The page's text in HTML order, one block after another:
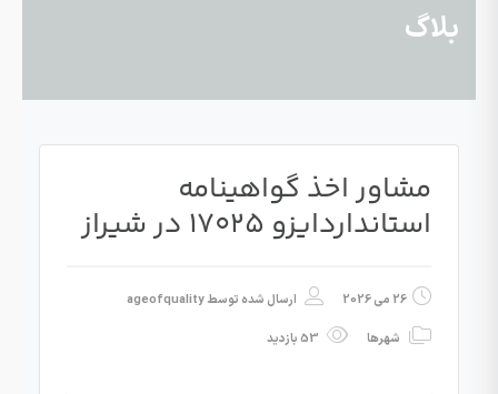
بلاگ
مشاور اخذ گواهینامه
استانداردایزو 17025 در شیراز
26 می 2026 ارسال شده توسطageofquality
شهرها